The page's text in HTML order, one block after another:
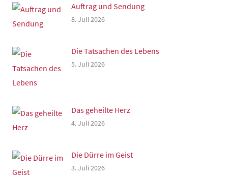
Auftrag und Sendung
8. Juli 2026
Die Tatsachen des Lebens
5. Juli 2026
Das geheilte Herz
4. Juli 2026
Die Dürre im Geist
3. Juli 2026